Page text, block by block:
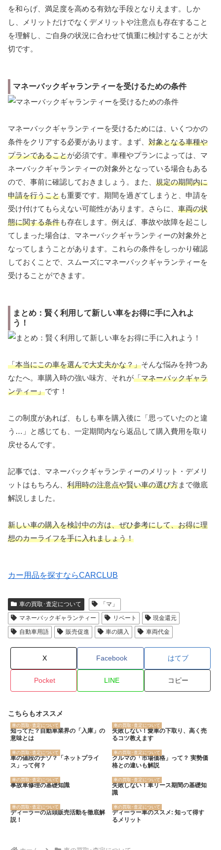
を和らげ、満足度を高める有効な手段となりえます。しか
し、メリットだけでなくデメリットや注意点も存在すること
を理解し、ご自身の状況に合わせて慎重に検討することが大
切です。
マネーバックギャランティーを受けるための条件
マネーバックギャランティーを受けるためには、いくつかの
条件をクリアする必要があります。まず、 対象となる車種や
プランであることが必須です。車種やプランによっては、マ
ネーバックギャランティーの対象外となっている場合もある
ので、事前に確認しておきましょう。また、 規定の期間内に
申請を行うことも重要です。期間を過ぎてしまうと、申請を
受け付けてもらえない可能性があります。さらに、 車両の状
態に関する条件も存在します。例えば、事故や故障を起こし
てしまった場合は、マネーバックギャランティーの対象外と
なってしまうことがあります。これらの条件をしっかり確認
しておくことで、スムーズにマネーバックギャランティーを
受けることができます。
まとめ：賢く利用して新しい車をお得に手に入れよ
う！
「本当にこの車を選んで大丈夫かな？」そんな悩みを持つあ
なたへ。車購入時の強い味方、それが「マネーバックギャラ
ンティー」です！
この制度があれば、もしも車を購入後に「思っていたのと違
う…」と感じても、一定期間内なら返品して購入費用を取り
戻せるんです。
記事では、マネーバックギャランティーのメリット・デメリ
ットはもちろん、 利用時の注意点や賢い車の選び方まで徹底
解説しました。
新しい車の購入を検討中の方は、ぜひ参考にして、お得に理
想のカーライフを手に入れましょう！
カー用品を探すならCARCLUB
車の買取･査定について
「マ」
マネーバックギャランティー
リベート
現金還元
自動車用語
販売促進 車の購入 車両代金
X Facebook はてブ
Pocket LINE コピー
こちらもオススメ
車の買取･査定について
知ってた？自動車業界の「入庫」の
意味とは
車の買取･査定について
失敗しない！愛車の下取り、高く売
るコツ教えます
車の買取･査定について
車の値段のナゾ？「ネットプライ
ス」って何？
車の買取･査定について
クルマの「市場価格」って？ 実勢価
格との違いも解説
車の買取･査定について
事故車修理の基礎知識
車の買取･査定について
失敗しない！車リース期間の基礎知
識
車の買取･査定について
ディーラーの店頭販売活動を徹底解
説！
車の買取･査定について
ディーラー車のススメ: 知って得す
るメリット